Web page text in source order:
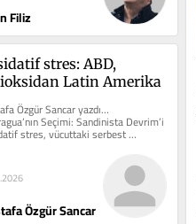
Filiz
stres: ABD,
Latin Amerika
Özgür Sancar yazdı…
Seçimi: Sandinista Devrim’i
stres, vücuttaki serbest
zararlı moleküller ile...
Özgür Sancar